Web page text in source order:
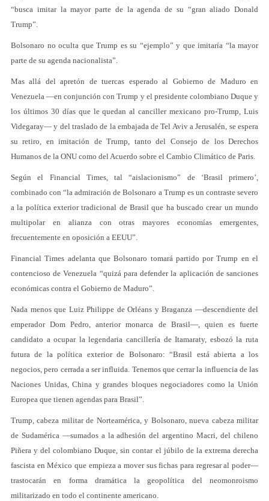
“busca imitar la mayor parte de la agenda de su “gran aliado Donald
Trump”.
Bolsonaro no oculta que Trump es su “ejemplo” y que imitaría “la mayor
parte de su agenda nacionalista”.
Mas allá del apretón de tuercas esperado al Gobierno de Maduro en
Venezuela —en conjunción con Trump y el presidente colombiano Duque y
los últimos 30 días que le quedan al canciller mexicano pro-Trump, Luis
Videgaray— y del traslado de la embajada de Tel Aviv a Jerusalén, se espera
su retiro, en imitación de Trump, tanto del Consejo de los Derechos
Humanos de la ONU como del Acuerdo sobre el Cambio Climático de Paris.
Según el Financial Times, tal “aislacionismo” de ‘Brasil primero’,
combinado con “la admiración de Bolsonaro a Trump es un contraste severo
a la política exterior tradicional de Brasil que ha buscado crear un mundo
multipolar en alianza con otras mayores economías emergentes,
frecuentemente en oposición a EEUU”.
Financial Times adelanta que Bolsonaro tomará partido por Trump en el
contencioso de Venezuela “quizá para defender la aplicación de sanciones
económicas contra el Gobierno de Maduro”.
Nada menos que Luiz Philippe de Orléans y Braganza —descendiente del
emperador Dom Pedro, anterior monarca de Brasil—, quien es fuerte
candidato a ocupar la legendaria cancillería de Itamaraty, esbozó la ruta
futura de la política exterior de Bolsonaro: “Brasil está abierta a los
negocios, pero cerrada a ser influida. Tenemos que cerrar la influencia de las
Naciones Unidas, China y grandes bloques negociadores como la Unión
Europea que tienen agendas para Brasil”.
Trump, cabeza militar de Norteamérica, y Bolsonaro, nueva cabeza militar
de Sudamérica —sumados a la adhesión del argentino Macri, del chileno
Piñera y del colombiano Duque, sin contar el júbilo de la extrema derecha
fascista en México que empieza a mover sus fichas para regresar al poder—
trastocarán en forma dramática la geopolítica del neomonroismo
militarizado en todo el continente americano.